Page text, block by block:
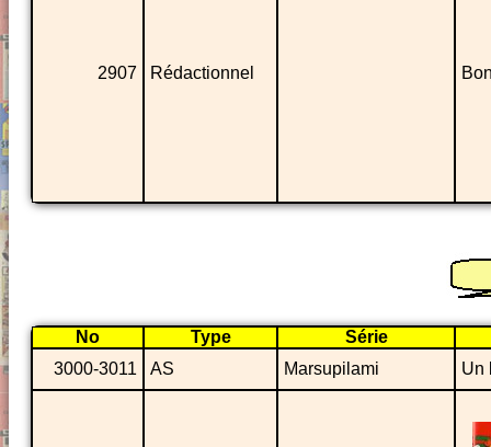
2907 Rédactionnel
No Type
Série
3000-3011
AS Marsupilami Un